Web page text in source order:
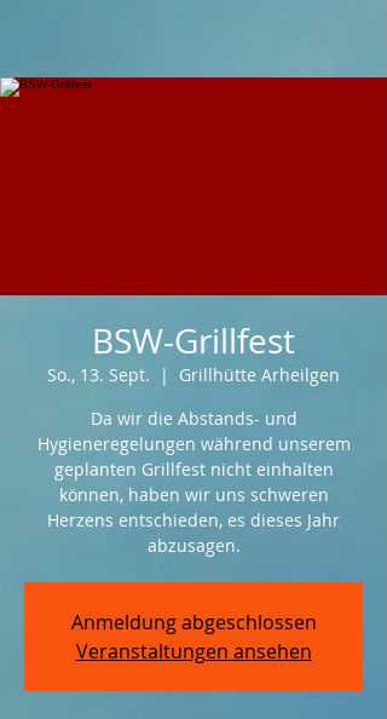
BSW-Grillfest
So., 13. Sept.
  |
Grillhütte Arheilgen
Da wir die Abstands- und
Hygieneregelungen während unserem
geplanten Grillfest nicht einhalten
können, haben wir uns schweren
Herzens entschieden, es dieses Jahr
abzusagen.
Anmeldung abgeschlossen
Veranstaltungen ansehen